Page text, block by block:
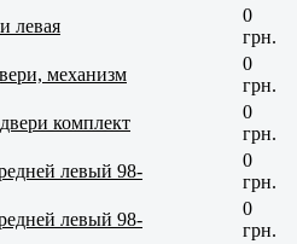
левая
0
грн.
механизм
0
грн.
комплект
0
грн.
левый 98-
0
грн.
левый 98-
0
грн.